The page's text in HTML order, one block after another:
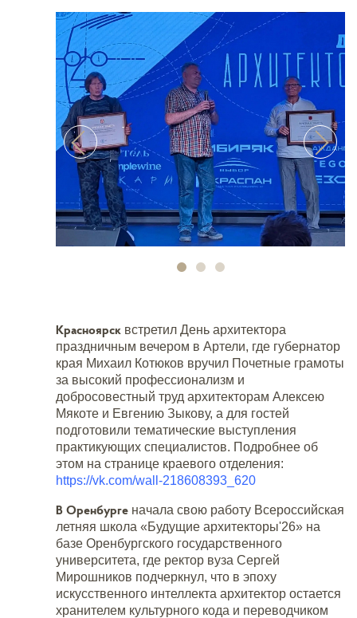
Previous Next
Красноярск встретил День архитектора
праздничным вечером в Артели, где губернатор
края Михаил Котюков вручил Почетные грамоты
за высокий профессионализм и
добросовестный труд архитекторам Алексею
Мякоте и Евгению Зыкову, а для гостей
подготовили тематические выступления
практикующих специалистов. Подробнее об
этом на странице краевого отделения:
https://vk.com/wall-218608393_620
В Оренбурге начала свою работу Всероссийская
летняя школа «Будущие архитекторы'26» на
базе Оренбургского государственного
университета, где ректор вуза Сергей
Мирошников подчеркнул, что в эпоху
искусственного интеллекта архитектор остается
хранителем культурного кода и переводчиком